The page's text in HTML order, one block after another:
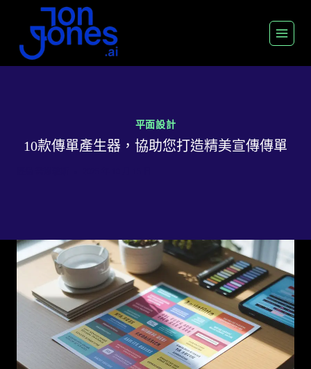
平面設計
10款傳單產生器，協助您打造精美宣傳傳單